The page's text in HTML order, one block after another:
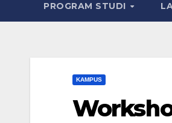
PROGRAM STUDI
KAMPUS